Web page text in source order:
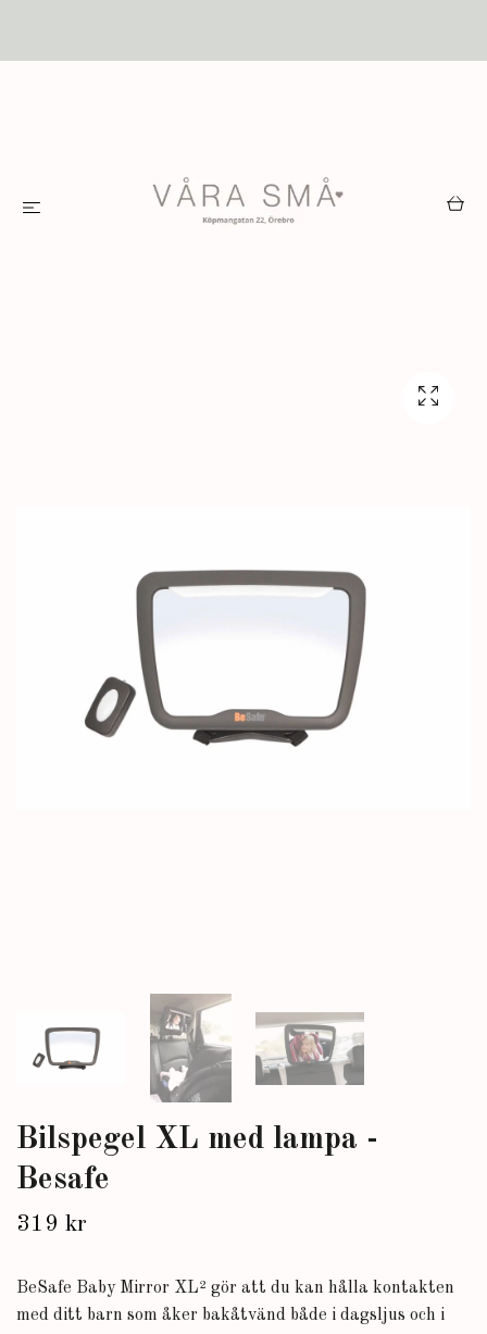
Bilspegel XL med lampa -
Besafe
319 kr
BeSafe Baby Mirror XL² gör att du kan hålla kontakten
med ditt barn som åker bakåtvänd både i dagsljus och i